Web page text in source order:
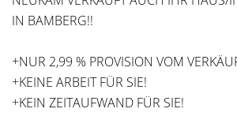
IN BAMBERG!!
+NUR 2,99 % PROVISION VOM
+KEINE ARBEIT FÜR SIE!
+KEIN ZEITAUFWAND FÜR SIE!